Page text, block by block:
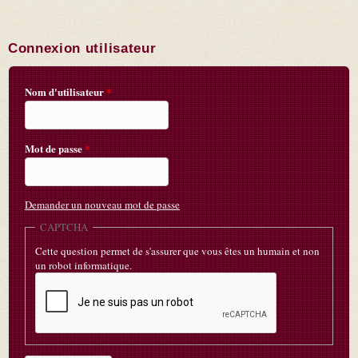
Connexion utilisateur
Nom d'utilisateur*
Mot de passe*
Demander un nouveau mot de passe
CAPTCHA
Cette question permet de s'assurer que vous êtes un humain et non
un robot informatique.